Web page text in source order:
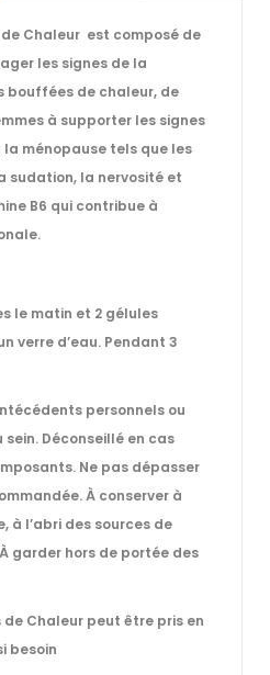
Chaleur est composé de
les signes de la
bouffées de chaleur, de
à supporter les signes
ménopause tels que les
sudation, la nervosité et
B6 qui contribue à
le matin et 2 gélules
verre d’eau. Pendant 3
personnels ou
Déconseillé en cas
Ne pas dépasser
À conserver à
l’abri des sources de
garder hors de portée des
de Chaleur peut être pris en
besoin